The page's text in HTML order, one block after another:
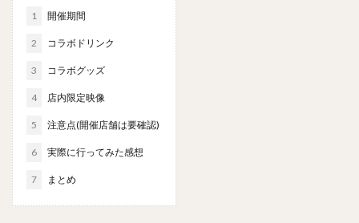
1 開催期間
2 コラボドリンク
3 コラボグッズ
4 店内限定映像
5 注意点(開催店舗は要確認)
6 実際に行ってみた感想
7 まとめ